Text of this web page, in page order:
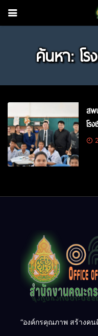
ค้นหา: โร
สพ
โร
โภ
“องค์กรคุณภาพ สร้างค